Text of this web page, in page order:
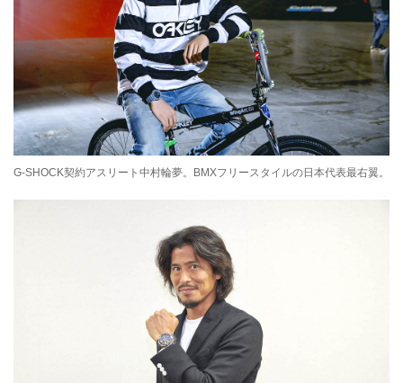
G-SHOCK契約アスリート中村輪夢。BMXフリースタイルの日本代表最右翼。